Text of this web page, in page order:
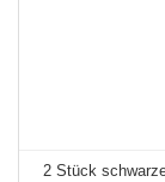
2 Stück